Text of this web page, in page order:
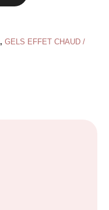
, GELS EFFET CHAUD /